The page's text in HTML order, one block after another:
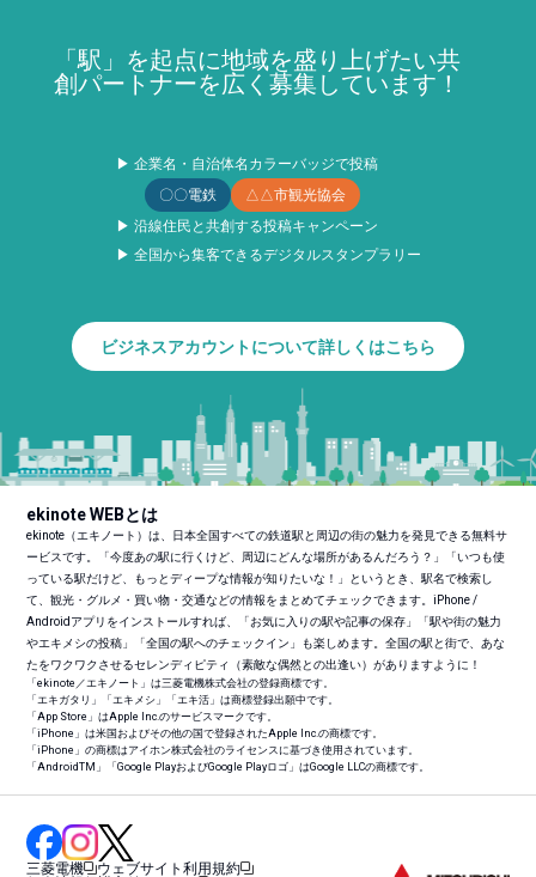
「駅」を起点に地域を盛り上げたい共
創パートナーを広く募集しています！
▶ 企業名・自治体名カラーバッジで投稿
〇〇電鉄
△△市観光協会
▶ 沿線住民と共創する投稿キャンペーン
▶ 全国から集客できるデジタルスタンプラリー
ビジネスアカウントについて詳しくはこちら
ekinote WEBとは
ekinote（エキノート）は、日本全国すべての鉄道駅と周辺の街の魅力を発見できる無料サ
ービスです。「今度あの駅に行くけど、周辺にどんな場所があるんだろう？」「いつも使
っている駅だけど、もっとディープな情報が知りたいな！」というとき、駅名で検索し
て、観光・グルメ・買い物・交通などの情報をまとめてチェックできます。iPhone /
Androidアプリをインストールすれば、「お気に入りの駅や記事の保存」「駅や街の魅力
やエキメシの投稿」「全国の駅へのチェックイン」も楽しめます。全国の駅と街で、あな
たをワクワクさせるセレンディピティ（素敵な偶然との出逢い）がありますように！
「ekinote／エキノート」は三菱電機株式会社の登録商標です。
「エキガタリ」「エキメシ」「エキ活」は商標登録出願中です。
「App Store」はApple Inc.のサービスマークです。
「iPhone」は米国およびその他の国で登録されたApple Inc.の商標です。
「iPhone」の商標はアイホン株式会社のライセンスに基づき使用されています。
「AndroidTM 」「Google PlayおよびGoogle Playロゴ」はGoogle LLCの商標です。
三菱電機
ウェブサイト利用規約